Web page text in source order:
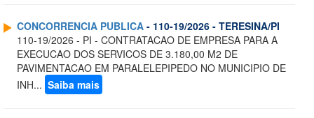
CONCORRENCIA PUBLICA - 110-19/2026 - TERESINA/PI
110-19/2026 - PI - CONTRATACAO DE EMPRESA PARA A
EXECUCAO DOS SERVICOS DE 3.180,00 M2 DE
PAVIMENTACAO EM PARALELEPIPEDO NO MUNICIPIO DE
INH... Saiba mais